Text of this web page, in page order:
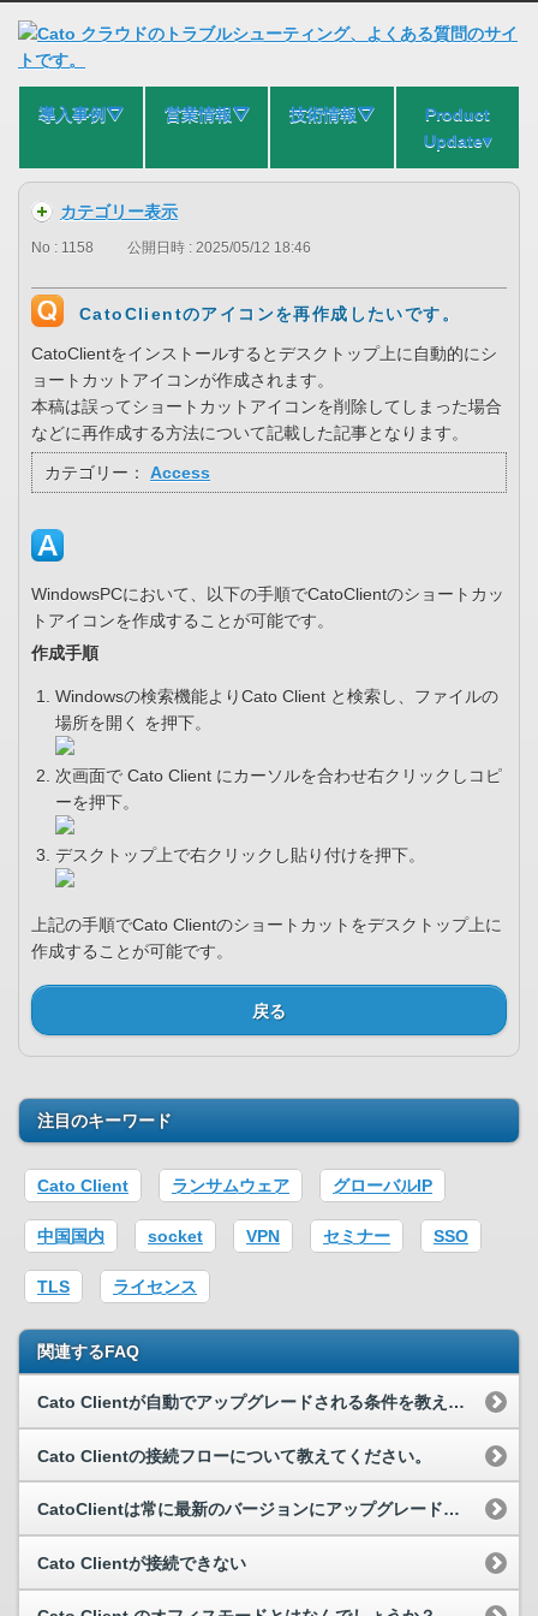
導入事例⛛ 営業情報⛛ 技術情報⛛
Product
Update▾
カテゴリー表示
No : 1158 公開日時 : 2025/05/12 18:46
CatoClientのアイコンを再作成したいです。
CatoClientをインストールするとデスクトップ上に自動的にシ
ョートカットアイコンが作成されます。
本稿は誤ってショートカットアイコンを削除してしまった場合
などに再作成する方法について記載した記事となります。
カテゴリー： Access
WindowsPCにおいて、以下の手順でCatoClientのショートカッ
トアイコンを作成することが可能です。
作成手順
Windowsの検索機能よりCato Client と検索し、ファイルの
場所を開く を押下。
次画面で Cato Client にカーソルを合わせ右クリックしコピ
ーを押下。
デスクトップ上で右クリックし貼り付けを押下。
上記の手順でCato Clientのショートカットをデスクトップ上に
作成することが可能です。
戻る
注目のキーワード
Cato Client ランサムウェア グローバルIP
中国国内 socket VPN セミナー SSO
TLS ライセンス
関連するFAQ
Cato Clientが自動でアップグレードされる条件を教えてください。
Cato Clientの接続フローについて教えてください。
CatoClientは常に最新のバージョンにアップグレードされますか？
Cato Clientが接続できない